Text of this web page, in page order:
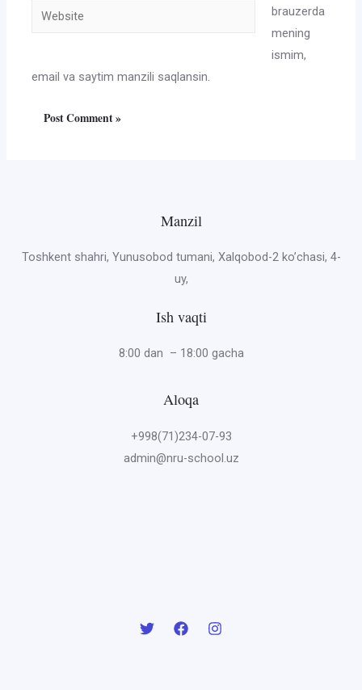
Website
brauzerda
mening
ismim,
email va saytim manzili saqlansin.
Manzil
Toshkent shahri, Yunusobod tumani, Xalqobod-2 ko’chasi, 4-
uy,
Ish vaqti
8:00 dan – 18:00 gacha
Aloqa
+998(71)234-07-93
admin@nru-school.uz